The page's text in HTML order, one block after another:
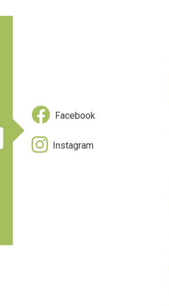
Facebook
Instagram